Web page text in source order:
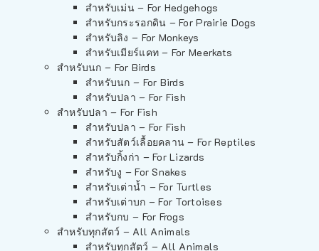
สำหรับเม่น – For Hedgehogs
สำหรับกระรอกดิน – For Prairie Dogs
สำหรับลิง – For Monkeys
สำหรับเมียร์แคท – For Meerkats
สำหรับนก – For Birds
สำหรับนก – For Birds
สำหรับปลา – For Fish
สำหรับปลา – For Fish
สำหรับปลา – For Fish
สำหรับสัตว์เลื้อยคลาน – For Reptiles
สำหรับกิ้งก่า – For Lizards
สำหรับงู – For Snakes
สำหรับเต่าน้ำ – For Turtles
สำหรับเต่าบก – For Tortoises
สำหรับกบ – For Frogs
สำหรับทุกสัตว์ – All Animals
สำหรับทุกสัตว์ – All Animals